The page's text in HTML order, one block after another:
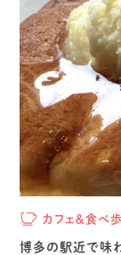
カフェ＆食べ
博多の駅近で味